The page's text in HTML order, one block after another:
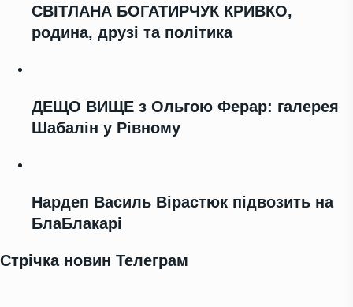
СВІТЛАНА БОГАТИРЧУК КРИВКО,
родина, друзі та політика
ДЕЩО ВИЩЕ з Ольгою Ферар: галерея
Шабалін у Рівному
Нардеп Василь Вірастюк підвозить на
БлаБлакарі
Стрічка новин Телеграм